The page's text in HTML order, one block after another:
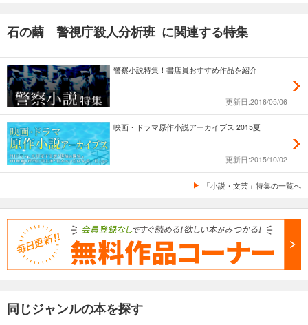
石の繭 警視庁殺人分析班 に関連する特集
警察小説特集！書店員おすすめ作品を紹介
更新日:2016/05/06
映画・ドラマ原作小説アーカイブス 2015夏
更新日:2015/10/02
「小説・文芸」特集の一覧へ
同じジャンルの本を探す